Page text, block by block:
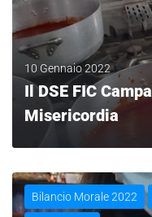
10 Gennaio 2022
Il DSE FIC
Misericordia
Bilancio Morale 2022